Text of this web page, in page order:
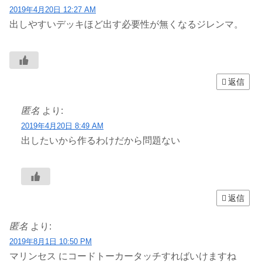
2019年4月20日 12:27 AM
出しやすいデッキほど出す必要性が無くなるジレンマ。
返信
匿名 より:
2019年4月20日 8:49 AM
出したいから作るわけだから問題ない
返信
匿名 より:
2019年8月1日 10:50 PM
マリンセス にコードトーカータッチすればいけますね